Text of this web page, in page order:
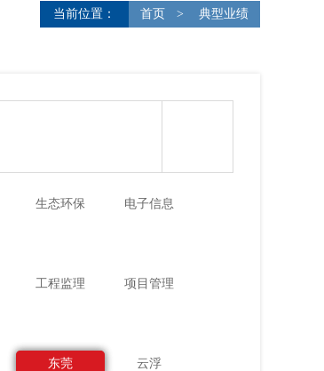
当前位置： 首页 > 典型业绩
生态环保 电子信息
工程监理 项目管理
东莞 云浮